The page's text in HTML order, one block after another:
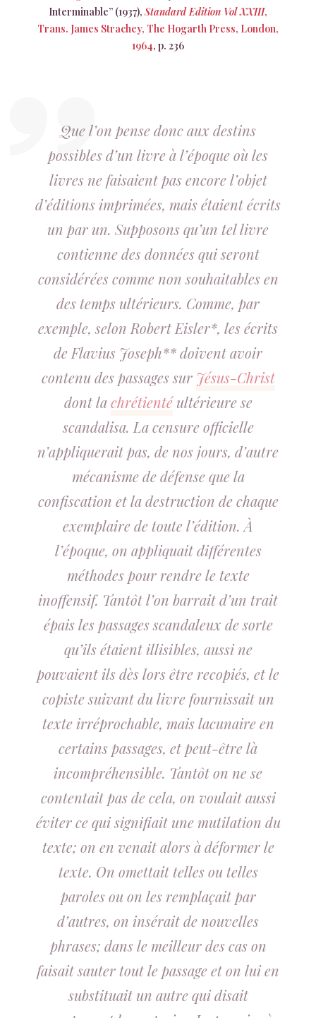
Interminable” (1937),Standard Edition Vol XXIII,
Trans. James Strachey, The Hogarth Press, London,
1964, p. 236
Que l’on pense donc aux destins
possibles d’un livre à l’époque où les
livres ne faisaient pas encore l’objet
d’éditions imprimées, mais étaient écrits
un par un. Supposons qu’un tel livre
contienne des données qui seront
considérées comme non souhaitables en
des temps ultérieurs. Comme, par
exemple, selon Robert Eisler*, les écrits
de Flavius Joseph** doivent avoir
contenu des passages sur Jésus-Christ
dont lachrétientéultérieure se
scandalisa. La censure officielle
n’appliquerait pas, de nos jours, d’autre
mécanisme de défense que la
confiscation et la destruction de chaque
exemplaire de toute l’édition. À
l’époque, on appliquait différentes
méthodes pour rendre le texte
inoffensif. Tantôt l’on barrait d’un trait
épais les passages scandaleux de sorte
qu’ils étaient illisibles, aussi ne
pouvaient ils dès lors être recopiés, et le
copiste suivant du livre fournissait un
texte irréprochable, mais lacunaire en
certains passages, et peut-être là
incompréhensible. Tantôt on ne se
contentait pas de cela, on voulait aussi
éviter ce qui signifiait une mutilation du
texte; on en venait alors à déformer le
texte. On omettait telles ou telles
paroles ou on les remplaçait par
d’autres, on insérait de nouvelles
phrases; dans le meilleur des cas on
faisait sauter tout le passage et on lui en
substituait un autre qui disait